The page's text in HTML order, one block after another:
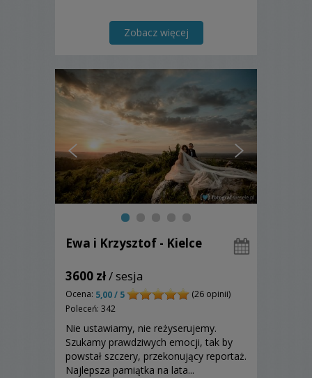
Zobacz więcej
Ewa i Krzysztof - Kielce
3600 zł/ sesja
Ocena: 5,00 / 5
(26 opinii)
Poleceń: 342
Nie ustawiamy, nie reżyserujemy.
Szukamy prawdziwych emocji, tak by
powstał szczery, przekonujący reportaż.
Najlepsza pamiątka na lata...